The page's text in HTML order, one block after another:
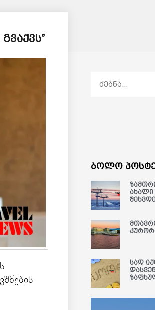
ბოლო
ახალი
სად